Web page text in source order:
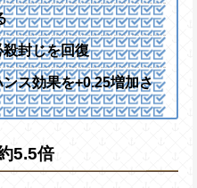
封じを回復
ス効果を+0.25増加さ
5.5倍